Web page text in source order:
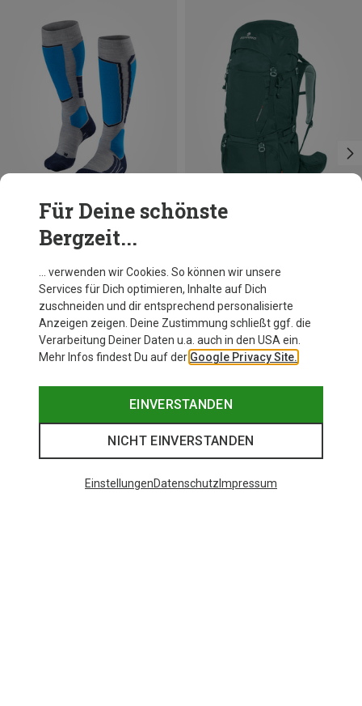
Herren SK2 Wool Socken
39|40|41 42|43
44|45
46|47|48
Ferrino
Appalachian 75 Rucksack
179,95 €
Für Deine schönste
Bergzeit...
… verwenden wir Cookies. So können wir unsere
Services für Dich optimieren, Inhalte auf Dich
zuschneiden und dir entsprechend personalisierte
Anzeigen zeigen. Deine Zustimmung schließt ggf. die
Verarbeitung Deiner Daten u.a. auch in den USA ein.
Mehr Infos findest Du auf der Google Privacy Site.
EINVERSTANDEN
NICHT EINVERSTANDEN
EinstellungenDatenschutz Impressum